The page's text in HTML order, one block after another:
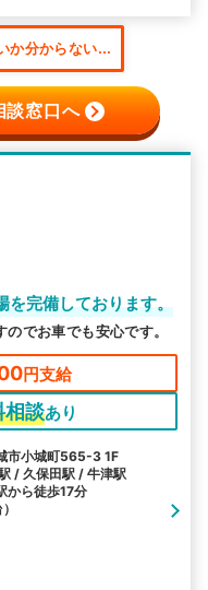
か分からない...
談窓口へ
を完備しております。
でお車でも安心です。
円支給
相談あり
市小城町565-3 1F
/ 久保田駅 / 牛津駅
から徒歩17分